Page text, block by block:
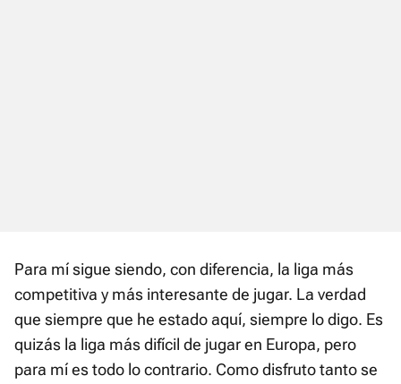
Para mí sigue siendo, con diferencia, la liga más
competitiva y más interesante de jugar. La verdad
que siempre que he estado aquí, siempre lo digo. Es
quizás la liga más difícil de jugar en Europa, pero
para mí es todo lo contrario. Como disfruto tanto se